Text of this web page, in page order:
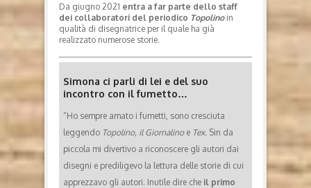
Da giugno 2021 entra a far parte dello staff
dei collaboratori del periodico Topolinoin
qualità di disegnatrice per il quale ha già
realizzato numerose storie.
Simona ci parli di lei e del suo
incontro con il fumetto…
“Ho sempre amato i fumetti, sono cresciuta
leggendo Topolino, il Giornalino e Tex. Sin da
piccola mi divertivo a riconoscere gli autori dai
disegni e prediligevo la lettura delle storie di cui
apprezzavo gli autori. Inutile dire che il primo